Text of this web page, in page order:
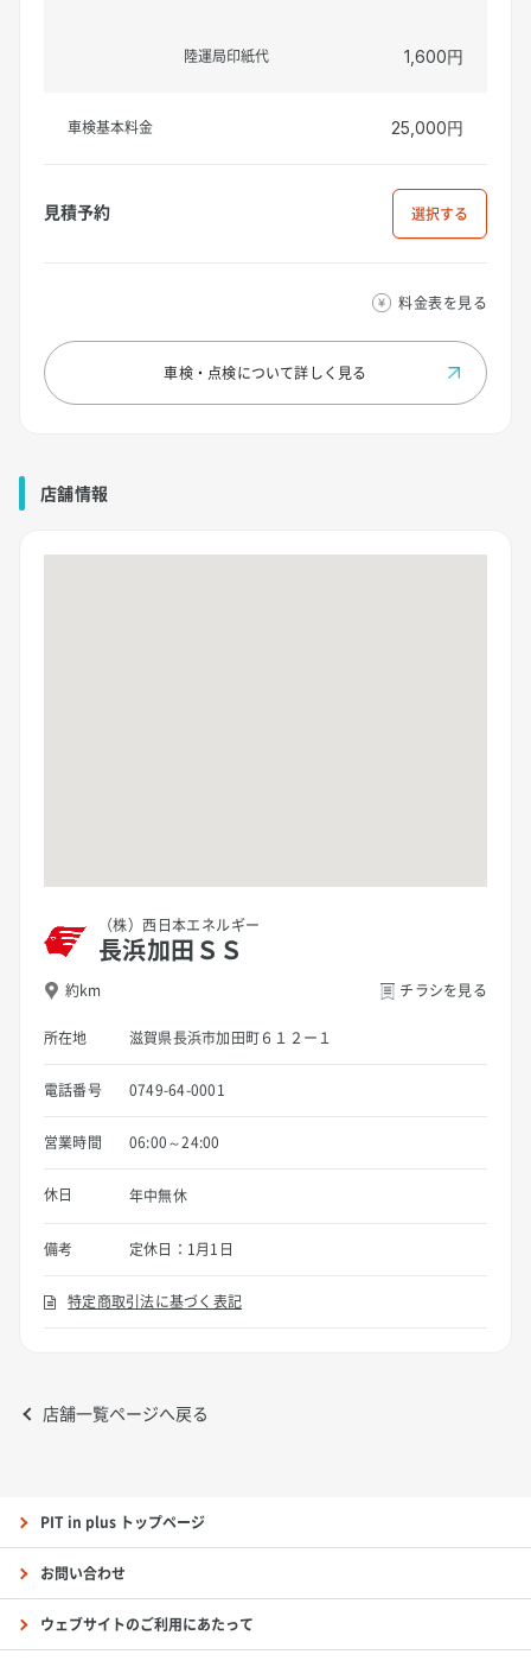
陸運局印紙代 1,600円
車検基本料金 25,000円
見積予約 選択
料金表を見る
車検・点検について詳しく見る
店舗情報
（株）西日本エネルギー
長浜加田ＳＳ
約km チラシを見る
所在地 滋賀県長浜市加田町６１２ー１
電話番号 0749-64-0001
営業時間 06:00～24:00
休日 年中無休
備考 定休日：1月1日
特定商取引法に基づく表記
店舗一覧ページへ戻る
PIT in plus トップページ
お問い合わせ
ウェブサイトのご利用にあたって